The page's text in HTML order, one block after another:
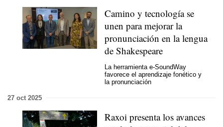
Camino y tecnología se
unen para mejorar la
pronunciación en la lengua
de Shakespeare
La herramienta e-SoundWay
favorece el aprendizaje fonético y
la pronunciación
27 oct 2025
Raxoi presenta los avances